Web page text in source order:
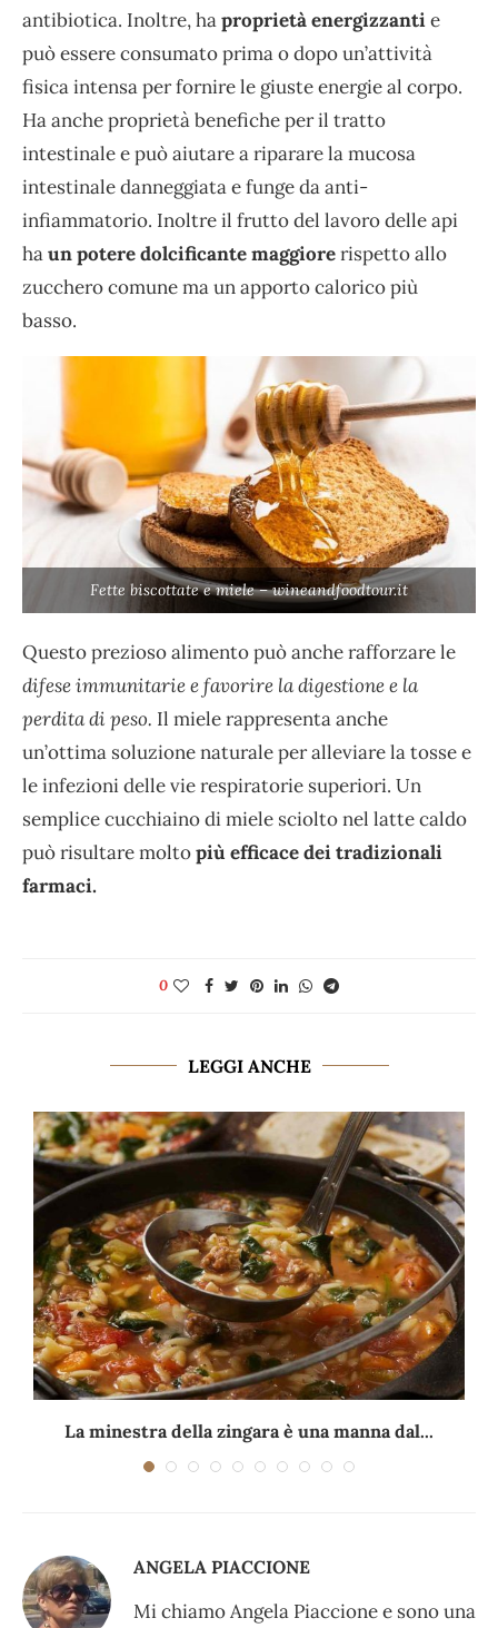
antibiotica. Inoltre, haproprietà energizzantie
può essere consumato prima o dopo un’attività
fisica intensa per fornire le giuste energie al corpo.
Ha anche proprietà benefiche per il tratto
intestinale e può aiutare a riparare la mucosa
intestinale danneggiata e funge da anti-
infiammatorio. Inoltre il frutto del lavoro delle api
haun potere dolcificante maggiorerispetto allo
zucchero comune ma un apporto calorico più
basso.
Fette biscottate e miele – wineandfoodtour.it
Questo prezioso alimento può anche rafforzare le
difese immunitarie e favorire la digestione e la
perdita di peso. Il miele rappresenta anche
un’ottima soluzione naturale per alleviare la tosse e
le infezioni delle vie respiratorie superiori. Un
semplice cucchiaino di miele sciolto nel latte caldo
può risultare moltopiù efficace dei tradizionali
farmaci.
0
LEGGI ANCHE
La minestra della zingara è una manna dal...
ANGELA PIACCIONE
Mi chiamo Angela Piaccione e sono una